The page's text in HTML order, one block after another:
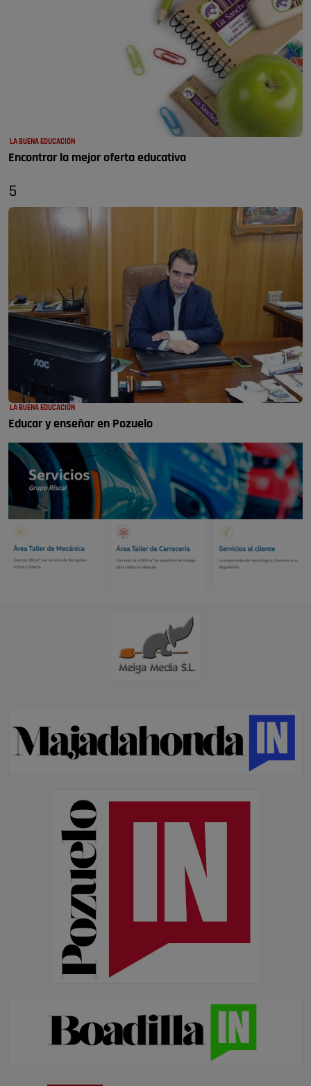
LA BUENA EDUCACIÓN
Encontrar la mejor oferta educativa
5
LA BUENA EDUCACIÓN
Educar y enseñar en Pozuelo